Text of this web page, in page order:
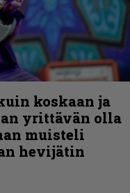
koskaan ja
yrittävän olla
muisteli
hevijätin